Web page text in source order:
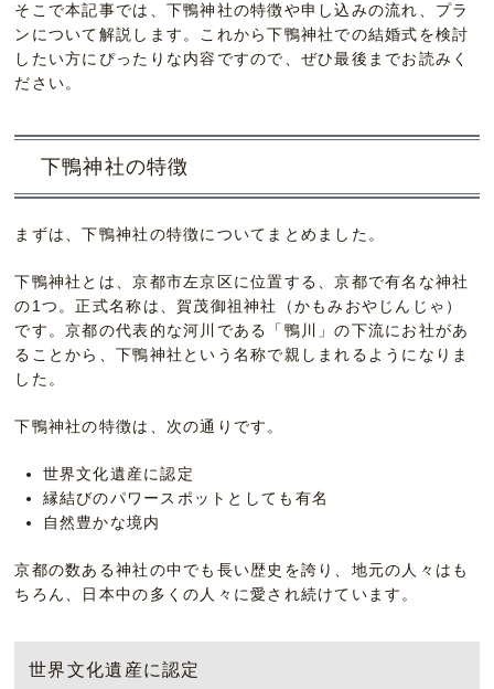
そこで本記事では、下鴨神社の特徴や申し込みの流れ、プラ
ンについて解説します。これから下鴨神社での結婚式を検討
したい方にぴったりな内容ですので、ぜひ最後までお読みく
ださい。
下鴨神社の特徴
まずは、下鴨神社の特徴についてまとめました。
下鴨神社とは、京都市左京区に位置する、京都で有名な神社
の1つ。正式名称は、賀茂御祖神社（かもみおやじんじゃ）
です。京都の代表的な河川である「鴨川」の下流にお社があ
ることから、下鴨神社という名称で親しまれるようになりま
した。
下鴨神社の特徴は、次の通りです。
世界文化遺産に認定
縁結びのパワースポットとしても有名
自然豊かな境内
京都の数ある神社の中でも長い歴史を誇り、地元の人々はも
ちろん、日本中の多くの人々に愛され続けています。
世界文化遺産に認定